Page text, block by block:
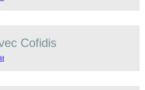
Cofidis